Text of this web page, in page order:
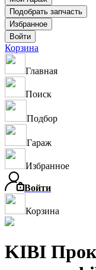
Корзина
Главная
Поиск
Подбор
Гараж
Избранное
Войти
Корзина
KIBI